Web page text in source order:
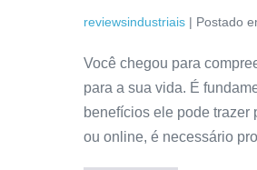
reviewsindustriais | Postado
Você chegou para
para a sua vida. É
benefícios ele pode trazer
ou online, é necessário